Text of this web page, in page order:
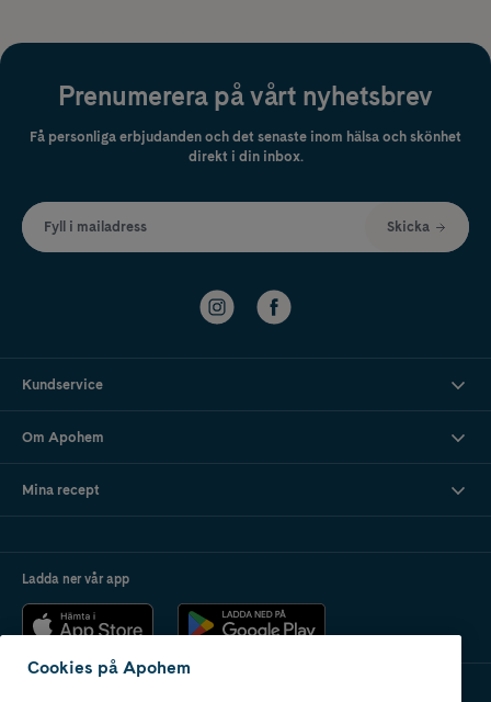
Prenumerera på vårt nyhetsbrev
Få personliga erbjudanden och det senaste inom hälsa och skönhet
direkt i din inbox.
Fyll i mailadress Skicka
Kundservice
Om Apohem
Mina recept
Ladda ner vår app
Cookies på Apohem